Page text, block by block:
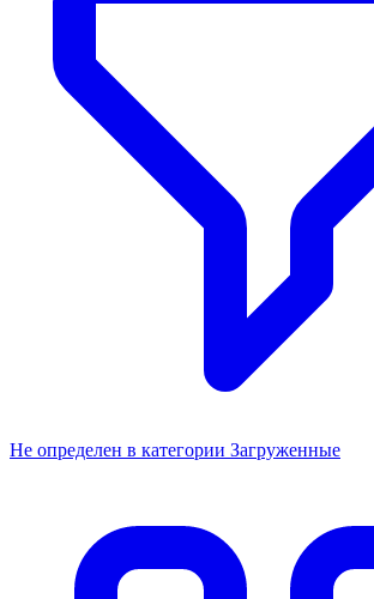
Не определен в категории Загруженные